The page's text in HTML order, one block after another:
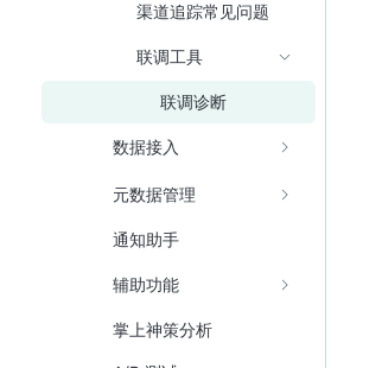
渠道追踪常见问题
联调工具
联调诊断
数据接入
元数据管理
通知助手
辅助功能
掌上神策分析